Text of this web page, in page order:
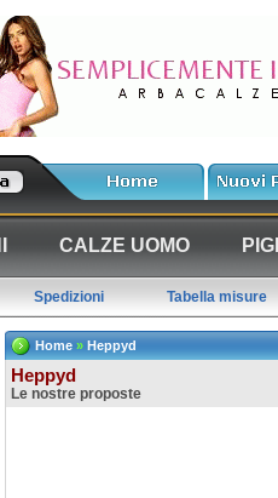
CALZE UOMO
Spedizioni Tabella misure
Home » Heppyd
Heppyd
Le nostre proposte